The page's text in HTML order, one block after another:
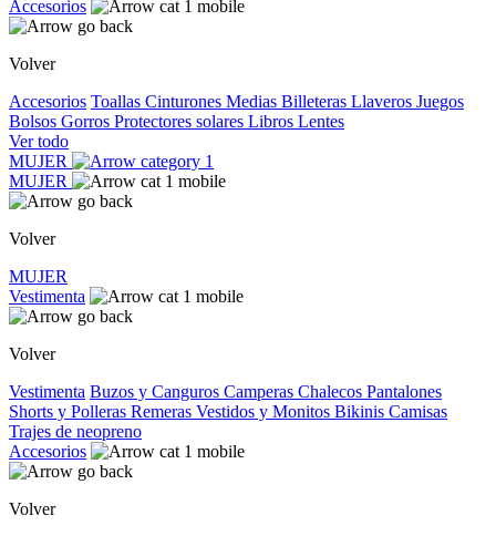
Accesorios
Volver
Accesorios Toallas Cinturones Medias Billeteras Llaveros Juegos
Bolsos Gorros Protectores solares Libros Lentes
Ver todo
MUJER
MUJER
Volver
MUJER
Vestimenta
Volver
Vestimenta Buzos y Canguros Camperas Chalecos Pantalones
Shorts y Polleras Remeras Vestidos y Monitos Bikinis Camisas
Trajes de neopreno
Accesorios
Volver